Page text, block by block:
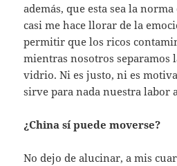
además, que esta sea la
casi me hace llorar de la
permitir que los ricos
mientras nosotros separamos
vidrio. Ni es justo, ni es
sirve para nada nuestra labor
¿China sí puede moverse?
No dejo de alucinar, a mis